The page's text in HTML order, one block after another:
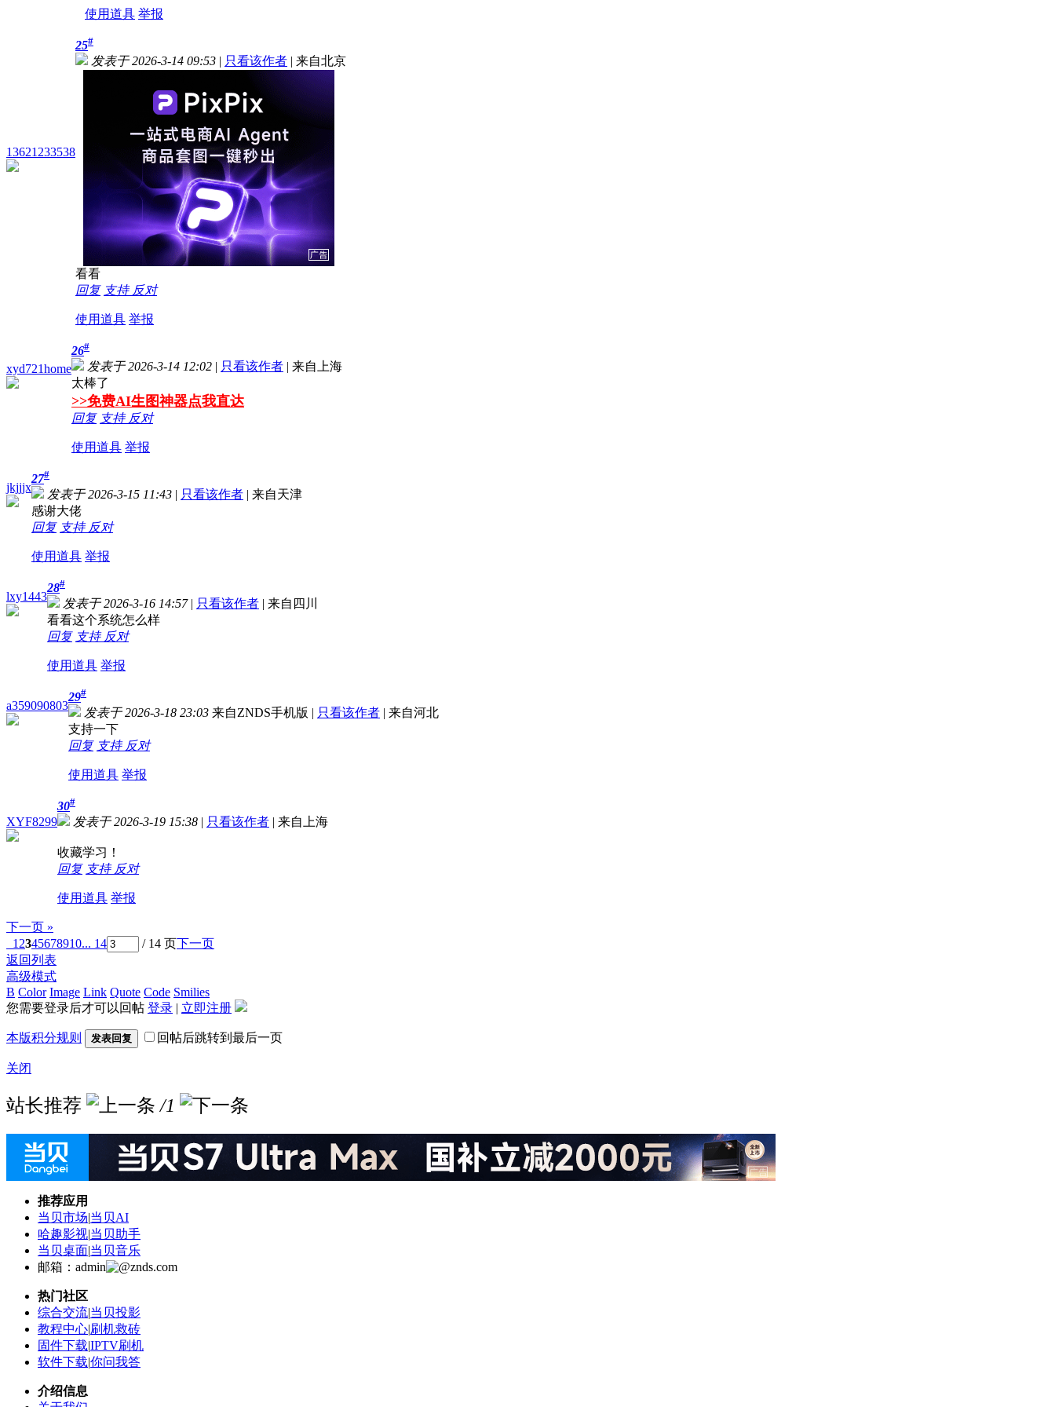
使用道具 举报
13621233538
25#
发表于 2026-3-14 09:53 | 只看该作者 | 来自北京
看看
回复 支持 反对
使用道具 举报
xyd721home
26#
发表于 2026-3-14 12:02 | 只看该作者 | 来自上海
太棒了
>>免费AI生图神器点我直达
回复 支持 反对
使用道具 举报
jkjjjx
27#
发表于 2026-3-15 11:43 | 只看该作者 | 来自天津
感谢大佬
回复 支持 反对
使用道具 举报
lxy1443
28#
发表于 2026-3-16 14:57 | 只看该作者 | 来自四川
看看这个系统怎么样
回复 支持 反对
使用道具 举报
a359090803
29#
发表于 2026-3-18 23:03 来自ZNDS手机版 | 只看该作者 | 来自河北
支持一下
回复 支持 反对
使用道具 举报
XYF8299
30#
发表于 2026-3-19 15:38 | 只看该作者 | 来自上海
收藏学习！
回复 支持 反对
使用道具 举报
下一页 »
1 2345678910... 14 / 14 页下一页
返回列表
高级模式
B Color Image Link Quote Code Smilies
您需要登录后才可以回帖 登录 | 立即注册
本版积分规则 发表回复 回帖后跳转到最后一页
关闭
站长推荐 /1
推荐应用
当贝市场|当贝AI
哈趣影视|当贝助手
当贝桌面|当贝音乐
邮箱：admin
znds.com
热门社区
综合交流|当贝投影
教程中心|刷机救砖
固件下载|IPTV刷机
软件下载|你问我答
介绍信息